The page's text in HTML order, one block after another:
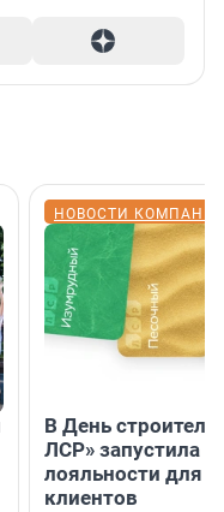
НОВОСТИ
В День строителя
ЛСР» запустила
лояльности для
клиентов